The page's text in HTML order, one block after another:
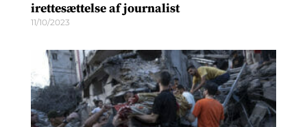
irettesættelse af journalist
11/10/2023